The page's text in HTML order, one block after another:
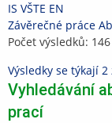
Přeskočit
na
horní
Přeskočit
na
hlavičku
Přeskočit
na
obsah
Přeskočit
na
patičku
IS VŠTE EN
>
Závěrečné práce >
Počet výsledků: 146
Výsledky se týkají
Vyhledávání
prací